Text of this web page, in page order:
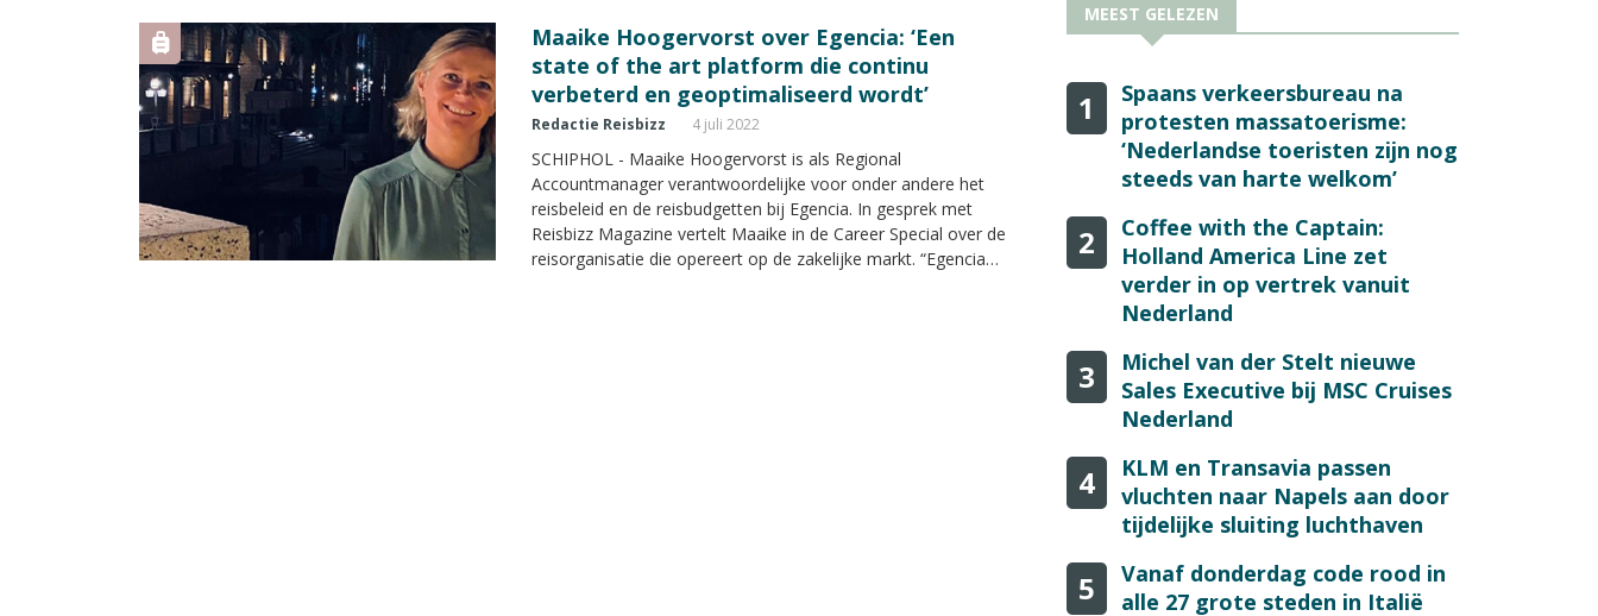
Maaike Hoogervorst over Egencia: ‘Een
state of the art platform die continu
verbeterd en geoptimaliseerd wordt’
Redactie Reisbizz 4 juli 2022
SCHIPHOL - Maaike Hoogervorst is als Regional
Accountmanager verantwoordelijke voor onder andere het
reisbeleid en de reisbudgetten bij Egencia. In gesprek met
Reisbizz Magazine vertelt Maaike in de Career Special over de
reisorganisatie die opereert op de zakelijke markt. “Egencia
MEEST GELEZEN
1
Spaans verkeersbureau na
protesten massatoerisme:
‘Nederlandse toeristen zijn nog
steeds van harte welkom’
2
Coffee with the Captain:
Holland America Line zet
verder in op vertrek vanuit
Nederland
3
Michel van der Stelt nieuwe
Sales Executive bij MSC Cruises
Nederland
4
KLM en Transavia passen
vluchten naar Napels aan door
tijdelijke sluiting luchthaven
5
Vanaf donderdag code rood in
alle 27 grote steden in Italië